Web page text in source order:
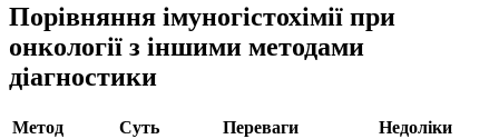
Порівняння імуногістохімії при
онкології з іншими методами
діагностики
Метод Суть Переваги
Недоліки